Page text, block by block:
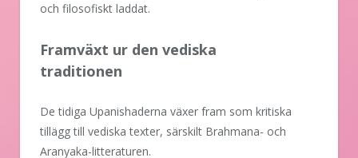
och filosofiskt laddat.
Framväxt ur den vediska
traditionen
De tidiga Upanishaderna växer fram som kritiska
tillägg till vediska texter, särskilt Brahmana- och
Aranyaka-litteraturen.